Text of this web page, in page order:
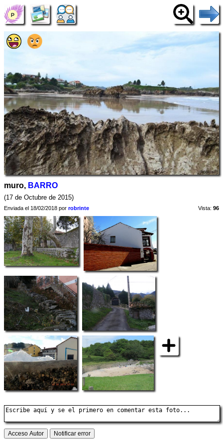
muro, BARRO
(17 de Octubre de 2015)
Enviada el 18/02/2018 por robrinte Vista: 96